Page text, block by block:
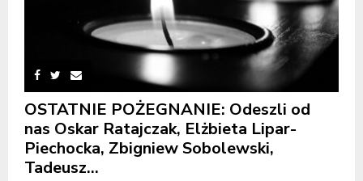
OSTATNIE POŻEGNANIE: Odeszli od
nas Oskar Ratajczak, Elżbieta Lipar-
Piechocka, Zbigniew Sobolewski,
Tadeusz...